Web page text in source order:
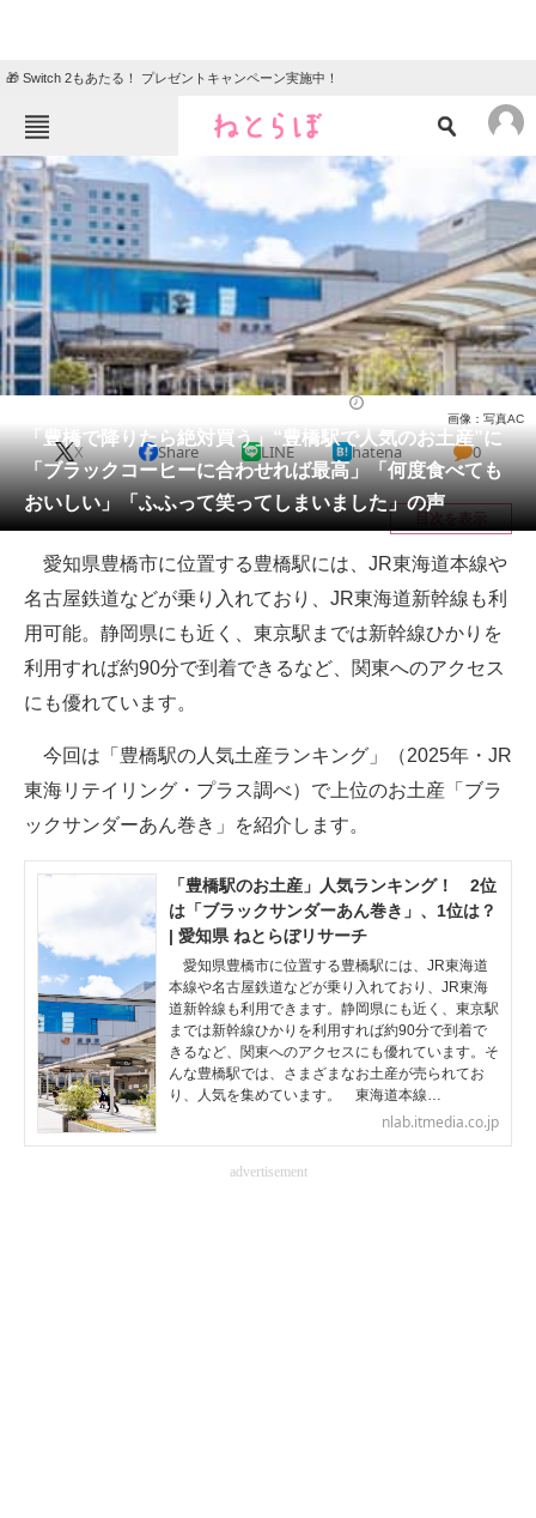
🎁 Switch 2もあたる！ プレゼントキャンペーン実施中！
ねとらぼメニュー
TOP
エンタメ クイズ
グルメ 地域
住まい 教育・育児
動物 リサーチ
会員記事
メディア
注目記事を集めた総合ページ
ITの今と未来を見通す
スマホと通信の最新トレンド
進化するPCとデバイスの未来
好きが集まる 比べて選べる
ビジネスと働き方のヒント
企業ITのトレンドを詳説
経営リーダーのコミュニティ
マーケ×ITの今がよく分かる
ITエンジニア向け専門サイト
企業向けIT製品の総合サイト
「豊橋で降りたら絶対買う」“豊橋駅で人気のお土産”に
「ブラックコーヒーに合わせれば最高」「何度食べても
おいしい」「ふふって笑ってしまいました」の声
画像：写真AC
X Share LINE hatena 0
目次を表示
愛知県豊橋市に位置する豊橋駅には、JR東海道本線や
名古屋鉄道などが乗り入れており、JR東海道新幹線も利
用可能。静岡県にも近く、東京駅までは新幹線ひかりを
利用すれば約90分で到着できるなど、関東へのアクセス
にも優れています。
今回は「豊橋駅の人気土産ランキング」（2025年・JR
東海リテイリング・プラス調べ）で上位のお土産「ブラ
ックサンダーあん巻き」を紹介します。
「豊橋駅のお土産」人気ランキング！ 2位
は「ブラックサンダーあん巻き」、1位は？
| 愛知県 ねとらぼリサーチ
愛知県豊橋市に位置する豊橋駅には、JR東海道
本線や名古屋鉄道などが乗り入れており、JR東海
道新幹線も利用できます。静岡県にも近く、東京駅
までは新幹線ひかりを利用すれば約90分で到着で
きるなど、関東へのアクセスにも優れています。そ
んな豊橋駅では、さまざまなお土産が売られてお
り、人気を集めています。 東海道本線…
nlab.itmedia.co.jp
advertisement